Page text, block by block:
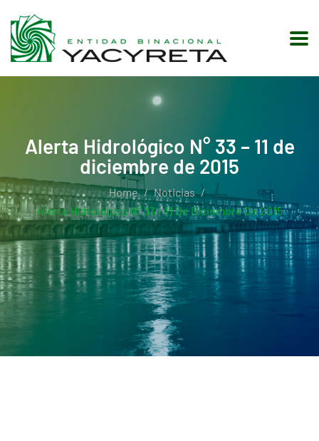
Alerta Hidrológico N° 33 – 11 de
diciembre de 2015
Home
Noticias
Alerta Hidrológico N° 33 – 11 De Diciembre De 2015